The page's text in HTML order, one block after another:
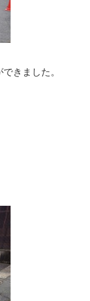
きました。